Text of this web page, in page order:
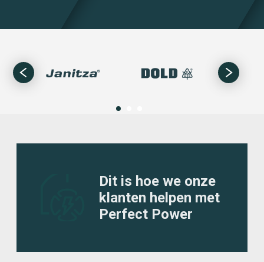
Dit is hoe we onze
klanten helpen met
Perfect Power